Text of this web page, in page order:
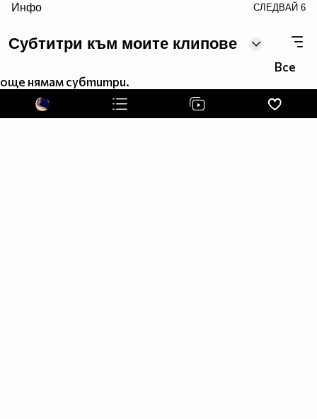
Инфо СЛЕДВАЙ 6
Субтитри към моите клипове
Все
още нямам субтитри.